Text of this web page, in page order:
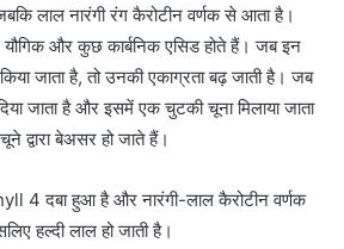
लाल नारंगी रंग कैरोटीन वर्णक से आता है।
और कुछ कार्बनिक एसिड होते हैं। जब इन
जाता है, तो उनकी एकाग्रता बढ़ जाती है। जब
जाता है और इसमें एक चुटकी चूना मिलाया जाता
द्वारा बेअसर हो जाते हैं।
4 दबा हुआ है और नारंगी-लाल कैरोटीन वर्णक
हल्दी लाल हो जाती है।